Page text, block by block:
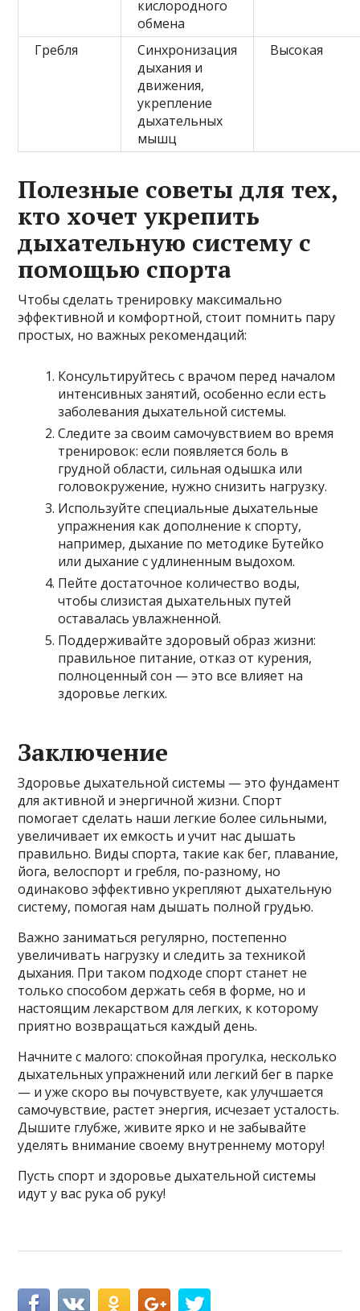
кислородного
обмена
Гребля
Синхронизация
дыхания и
движения,
укрепление
дыхательных
мышц
Высокая
Полезные советы для тех,
кто хочет укрепить
дыхательную систему с
помощью спорта
Чтобы сделать тренировку максимально
эффективной и комфортной, стоит помнить пару
простых, но важных рекомендаций:
Консультируйтесь с врачом перед началом
интенсивных занятий, особенно если есть
заболевания дыхательной системы.
Следите за своим самочувствием во время
тренировок: если появляется боль в
грудной области, сильная одышка или
головокружение, нужно снизить нагрузку.
Используйте специальные дыхательные
упражнения как дополнение к спорту,
например, дыхание по методике Бутейко
или дыхание с удлиненным выдохом.
Пейте достаточное количество воды,
чтобы слизистая дыхательных путей
оставалась увлажненной.
Поддерживайте здоровый образ жизни:
правильное питание, отказ от курения,
полноценный сон — это все влияет на
здоровье легких.
Заключение
Здоровье дыхательной системы — это фундамент
для активной и энергичной жизни. Спорт
помогает сделать наши легкие более сильными,
увеличивает их емкость и учит нас дышать
правильно. Виды спорта, такие как бег, плавание,
йога, велоспорт и гребля, по-разному, но
одинаково эффективно укрепляют дыхательную
систему, помогая нам дышать полной грудью.
Важно заниматься регулярно, постепенно
увеличивать нагрузку и следить за техникой
дыхания. При таком подходе спорт станет не
только способом держать себя в форме, но и
настоящим лекарством для легких, к которому
приятно возвращаться каждый день.
Начните с малого: спокойная прогулка, несколько
дыхательных упражнений или легкий бег в парке
— и уже скоро вы почувствуете, как улучшается
самочувствие, растет энергия, исчезает усталость.
Дышите глубже, живите ярко и не забывайте
уделять внимание своему внутреннему мотору!
Пусть спорт и здоровье дыхательной системы
идут у вас рука об руку!